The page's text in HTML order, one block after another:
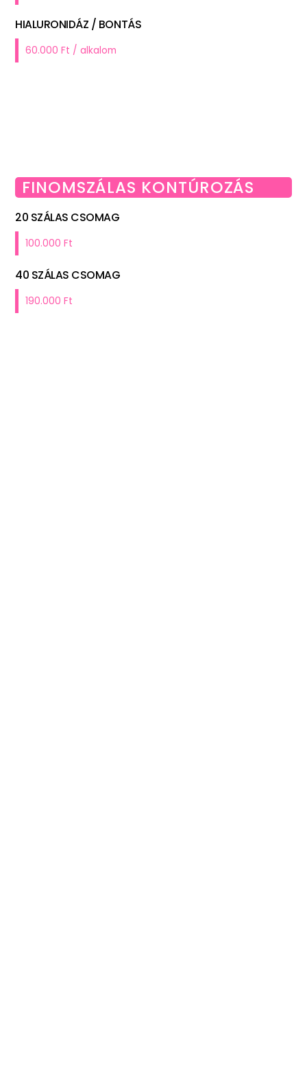
HIALURONIDÁZ / BONTÁS
60.000 Ft / alkalom
FINOMSZÁLAS KONTÚROZÁS
20 SZÁLAS CSOMAG
100.000 Ft
40 SZÁLAS CSOMAG
190.000 Ft